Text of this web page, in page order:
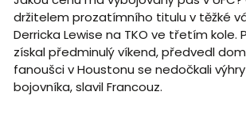
držitelem prozatímního titulu v těžké
Derricka Lewise na TKO ve třetím kole.
získal předminulý víkend, předvedl
fanoušci v Houstonu se nedočkali
bojovníka, slavil Francouz.